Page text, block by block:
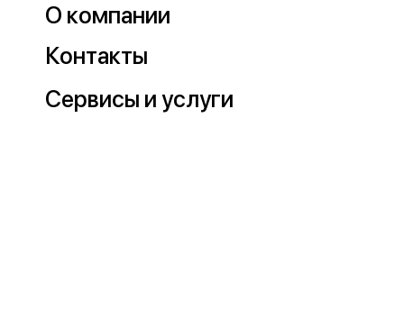
Контакты
О компании
Сервисы и услуги